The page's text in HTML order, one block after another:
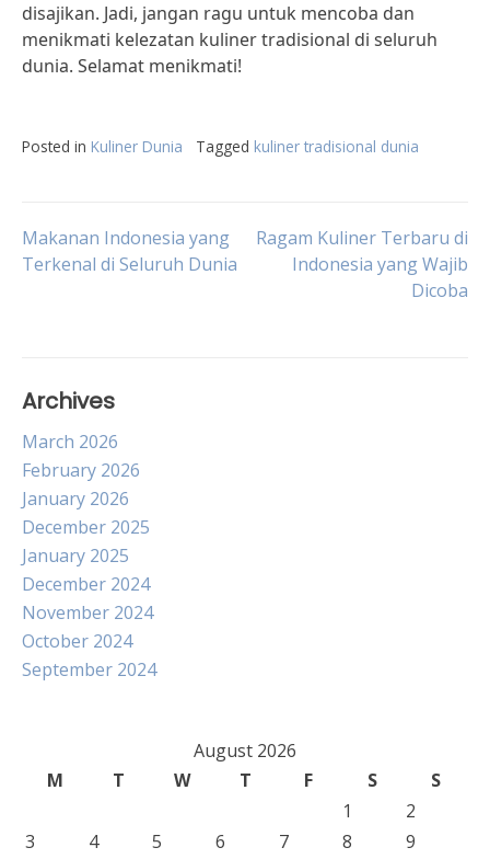
disajikan. Jadi, jangan ragu untuk mencoba dan
menikmati kelezatan kuliner tradisional di seluruh
dunia. Selamat menikmati!
Posted in Kuliner Dunia Tagged kuliner tradisional dunia
Post
Makanan Indonesia yang
Terkenal di Seluruh Dunia
Ragam Kuliner Terbaru di
Indonesia yang Wajib
Dicoba
Archives
March 2026
February 2026
January 2026
December 2025
January 2025
December 2024
November 2024
October 2024
September 2024
August 2026
M
T W T F S
S
1
2
3
4 5 6 7 8
9